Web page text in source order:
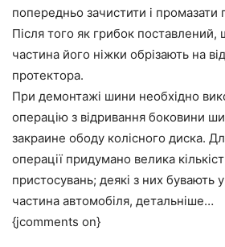
попередньо зачистити і
Після того як грибок поставлений,
частина його ніжки обрізають на
протектора.
При демонтажі шини необхідно
операцію з відривання боковини
закраине ободу колісного диска.
операції придумано велика
пристосувань; деякі з них бувають
частина автомобіля, детальніше…
{jcomments on}